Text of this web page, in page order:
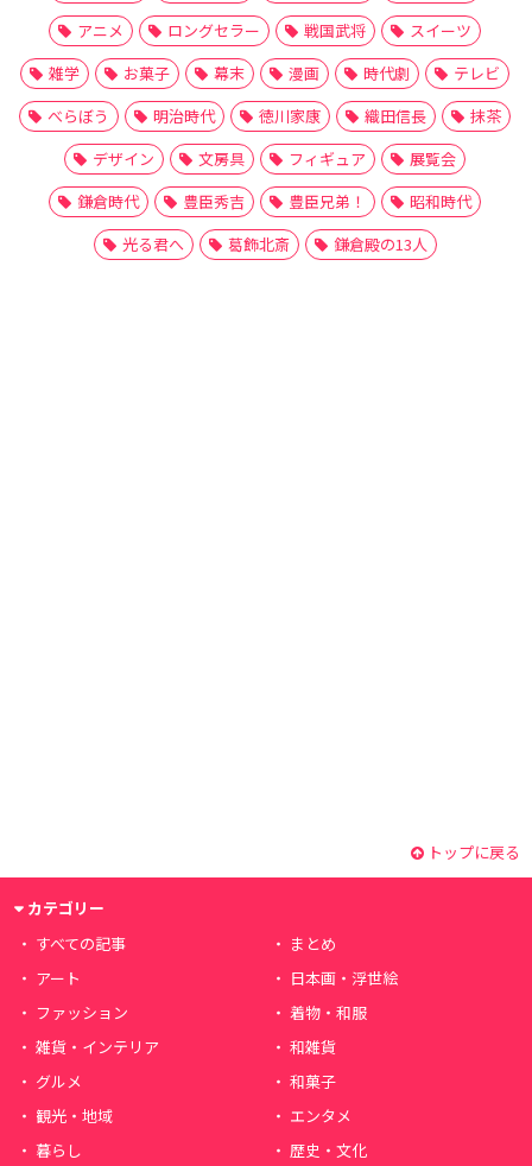
アニメ
ロングセラー 戦国武将
スイーツ
雑学
お菓子 幕末 漫画 時代劇
テレビ
べらぼう
明治時代 徳川家康 織田信長
抹茶
デザイン
文房具 フィギュア
展覧会
鎌倉時代
豊臣秀吉 豊臣兄弟！
昭和時代
光る君へ
葛飾北斎 鎌倉殿の13人
トップに戻る
カテゴリー
すべての記事
まとめ
アート
日本画・浮世絵
ファッション
着物・和服
雑貨・インテリア
和雑貨
グルメ
和菓子
観光・地域
エンタメ
暮らし
歴史・文化